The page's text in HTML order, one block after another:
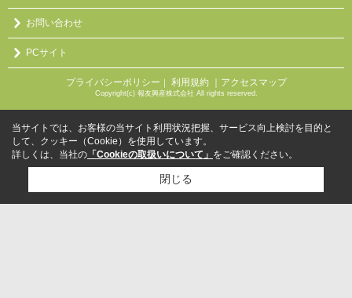
お問い合わせ
PCサイト
プライバシーポリシー 利用規約 ｜アクセスマップ
Copyright(c) 報友興産株式会社 All rights reserved.
当サイトでは、お客様の当サイト利用状況把握、サービス向上検討を目的と
して、クッキー（Cookie）を使用しています。
詳しくは、当社の 「Cookieの取扱いについて」 をご確認ください。
閉じる